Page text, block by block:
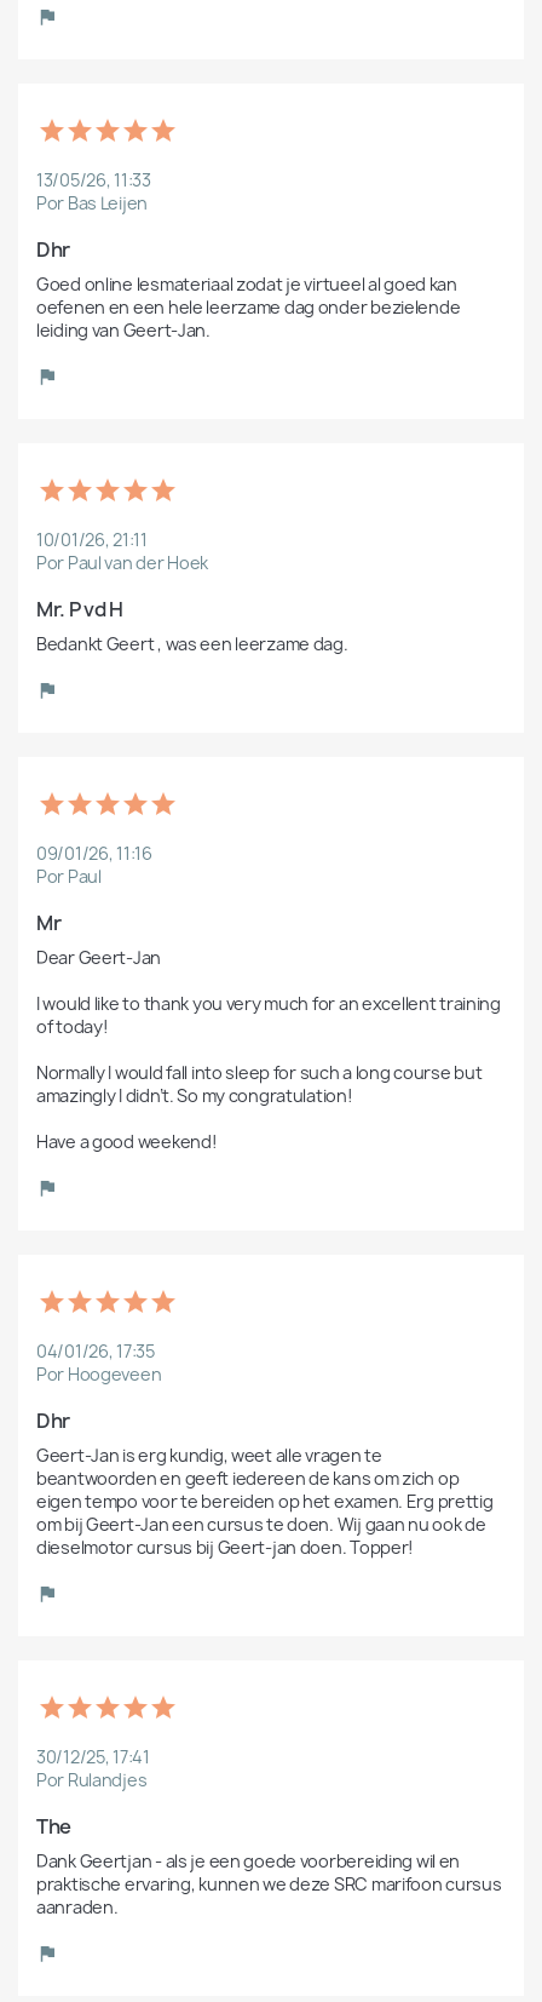
13/05/26, 11:33
Por Bas Leijen
Dhr
Goed online lesmateriaal zodat je virtueel al goed kan
oefenen en een hele leerzame dag onder bezielende
leiding van Geert-Jan.
10/01/26, 21:11
Por Paul van der Hoek
Mr. P vd H
Bedankt Geert , was een leerzame dag.
09/01/26, 11:16
Por Paul
Mr
Dear Geert-Jan
I would like to thank you very much for an excellent training
of today!
Normally I would fall into sleep for such a long course but
amazingly I didn’t. So my congratulation!
Have a good weekend!
04/01/26, 17:35
Por Hoogeveen
Dhr
Geert-Jan is erg kundig, weet alle vragen te
beantwoorden en geeft iedereen de kans om zich op
eigen tempo voor te bereiden op het examen. Erg prettig
om bij Geert-Jan een cursus te doen. Wij gaan nu ook de
dieselmotor cursus bij Geert-jan doen. Topper!
30/12/25, 17:41
Por Rulandjes
The
Dank Geertjan - als je een goede voorbereiding wil en
praktische ervaring, kunnen we deze SRC marifoon cursus
aanraden.